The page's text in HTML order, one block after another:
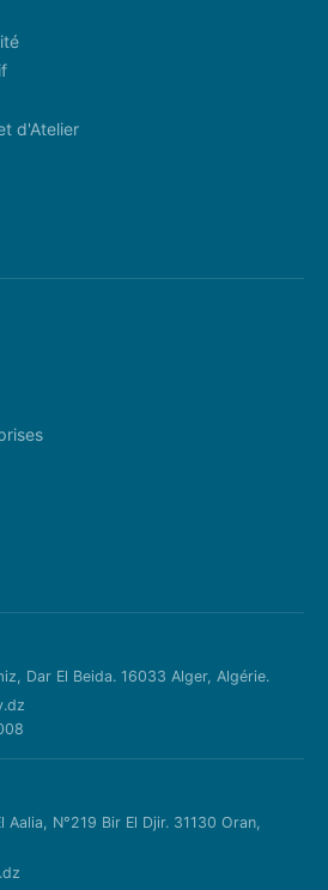
d'Atelier
Dar El Beida. 16033 Alger, Algérie.
N°219 Bir El Djir. 31130 Oran,